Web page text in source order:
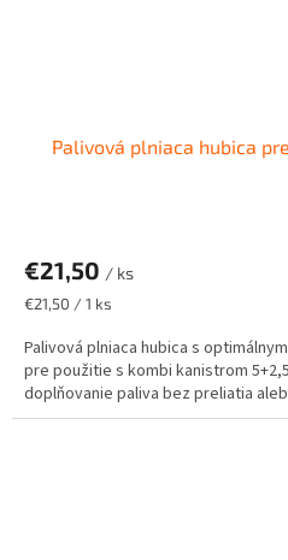
Palivová plniaca hubica
€21,50 / ks
Jednotková
€21,50 / 1 ks
Palivová plniaca hubica s
pre použitie s kombi kanistrom
doplňovanie paliva bez preliatia